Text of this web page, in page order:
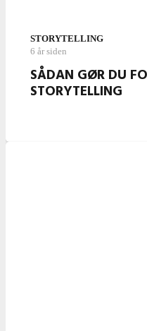
STORYTELLING
6 år siden
SÅDAN GØR DU
STORYTELLING